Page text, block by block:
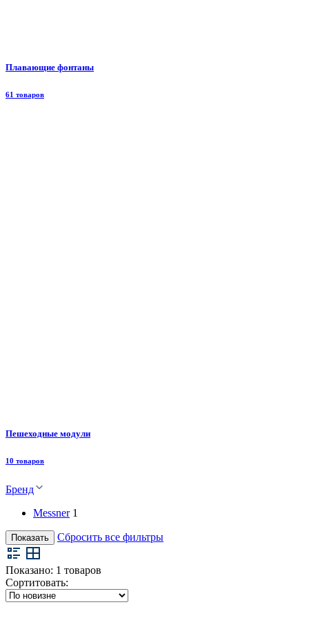
Плавающие фонтаны
61 товаров
Пешеходные модули
10 товаров
Бренд
Messner 1
Показать Сбросить все фильтры
Показано: 1 товаров
Сортитовать: